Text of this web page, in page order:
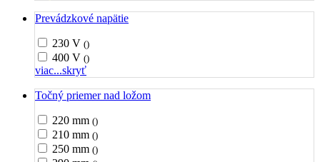
Prevádzkové napätie
230 V ()
400 V ()
viac...skryť
Točný priemer nad ložom
220 mm ()
210 mm ()
250 mm ()